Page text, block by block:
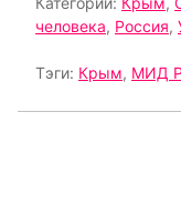
человека, Россия,
Тэги: Крым, МИД